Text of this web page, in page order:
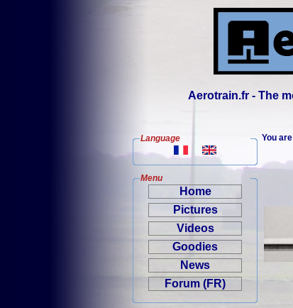
Aerotrain.fr - The
Language
Menu
Home
Pictures
Videos
Goodies
News
Forum (FR)
You